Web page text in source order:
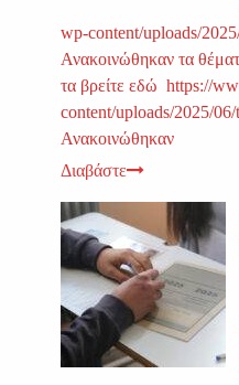
wp-content/uploads/
Ανακοινώθηκαν τα
τα βρείτε εδώ https://
content/uploads/2025/
Ανακοινώθηκαν
Διαβάστε